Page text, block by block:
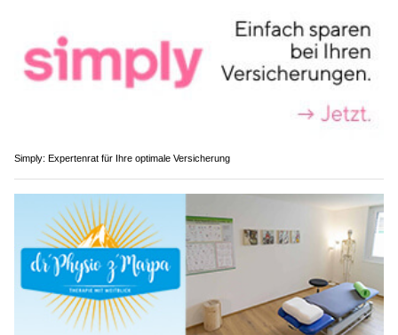
Simply: Expertenrat für Ihre optimale Versicherung